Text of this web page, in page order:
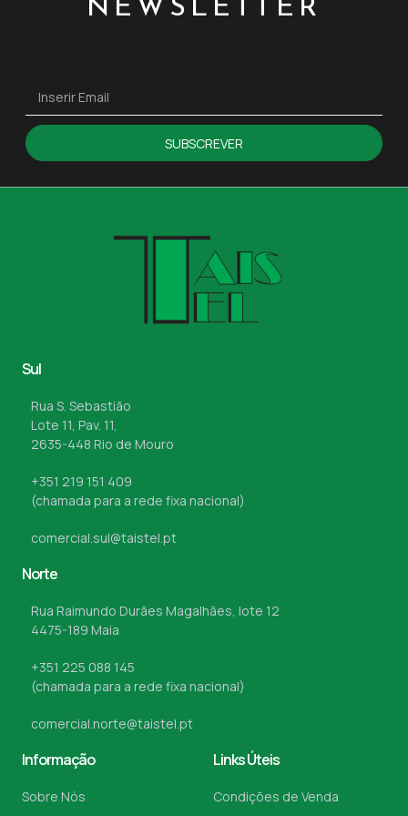
NEWSLETTER
SUBSCREVER
Sul
Rua S. Sebastião
Lote 11, Pav. 11,
2635-448 Rio de Mouro
+351 219 151 409
(chamada para a rede fixa nacional)
comercial.sul@taistel.pt
Norte
Rua Raimundo Durães Magalhães, lote 12
4475-189 Maia
+351 225 088 145
(chamada para a rede fixa nacional)
comercial.norte@taistel.pt
Informação
Sobre Nós
Links Úteis
Condições de Venda